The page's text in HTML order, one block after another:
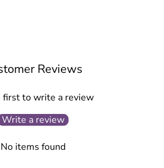
Reviews
first to write a review
Write a review
No items found